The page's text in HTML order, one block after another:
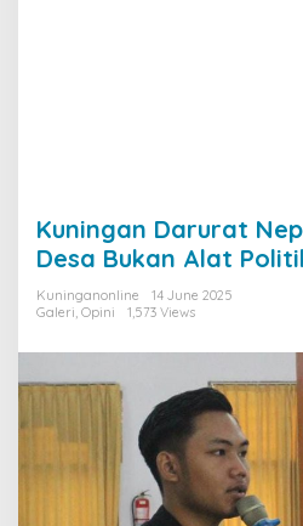
Kuningan Darurat
Desa Bukan Alat
Kuninganonline
14 June 2025
Galeri, Opini 1,573 Views